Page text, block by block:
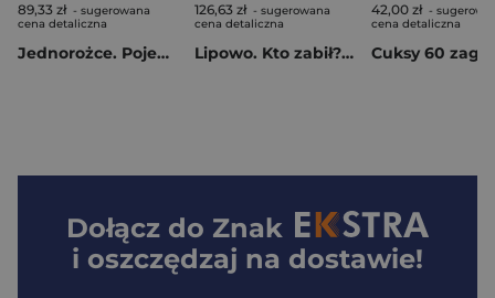
89,33 zł - sugerowana
cena detaliczna
Jednorożce. Pojedynek w chmurach MUDUKO
126,63 zł - sugerowana
cena detaliczna
Lipowo. Kto zabił? MUDUKO
42,00 zł -
cena detaliczna
Dołącz do Znak
i oszczędzaj na dostawie!